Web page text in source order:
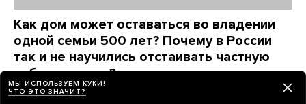
Как дом может оставаться во владении
одной семьи 500 лет? Почему в России
так и не научились отстаивать частную
собственность?
Автор книги «Люди за забором» Максим
МЫ ИСПОЛЬЗУЕМ КУКИ!
ЧТО ЭТО ЗНАЧИТ?